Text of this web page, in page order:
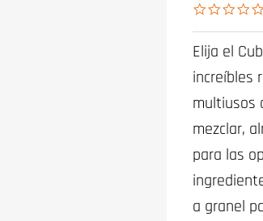
Elija el
increíbles
multiusos
mezclar,
para las
a granel